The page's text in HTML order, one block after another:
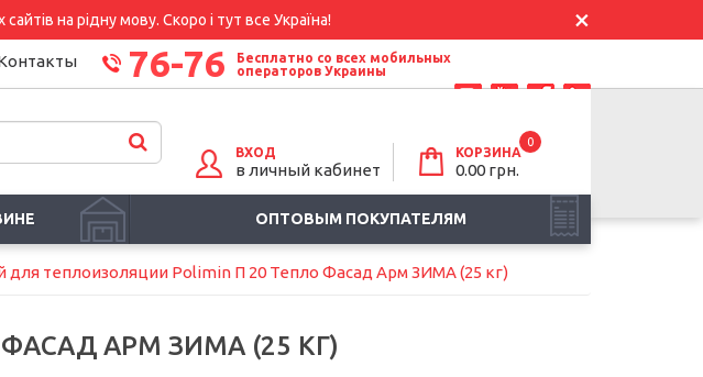
на рідну мову. Скоро і тут все Україна!
76-76
Бесплатно со всех мобильных
операторов Украины
ВХОД
в личный кабинет
КОРЗИНА
0
0.00 грн.
ОПТОВЫМ ПОКУПАТЕЛЯМ
для теплоизоляции Polimin П 20 Тепло Фасад Арм ЗИМА (25 кг)
АРМ ЗИМА (25 КГ)